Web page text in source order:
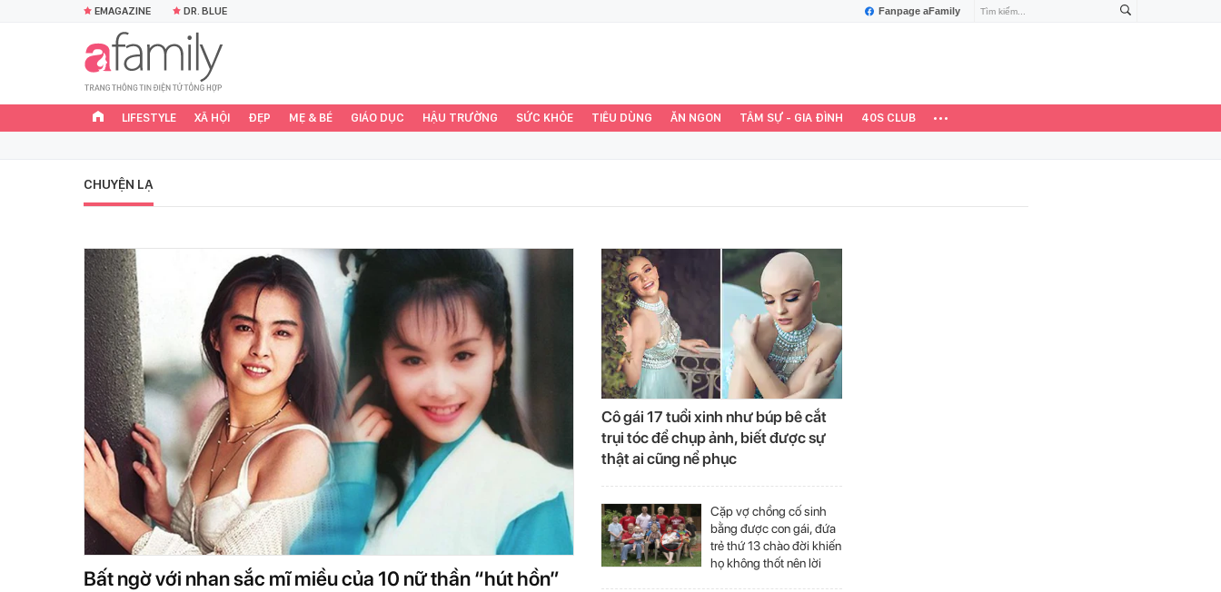
Fanpage aFamily
EMAGAZINE DR. BLUE
LIFESTYLE XÃ HỘI ĐẸP MẸ & BÉ GIÁO DỤC HẬU TRƯỜNG SỨC KHỎE TIÊU DÙNG ĂN NGON TÂM SỰ - GIA ĐÌNH 40S CLUB
CHUYỆN LẠ
Bất ngờ với nhan sắc mĩ miều của 10 nữ thần “hút hồn”
Cô gái 17 tuổi xinh như búp bê cắt
trụi tóc để chụp ảnh, biết được sự
thật ai cũng nể phục
Cặp vợ chồng cố sinh
bằng được con gái, đứa
trẻ thứ 13 chào đời khiến
họ không thốt nên lời